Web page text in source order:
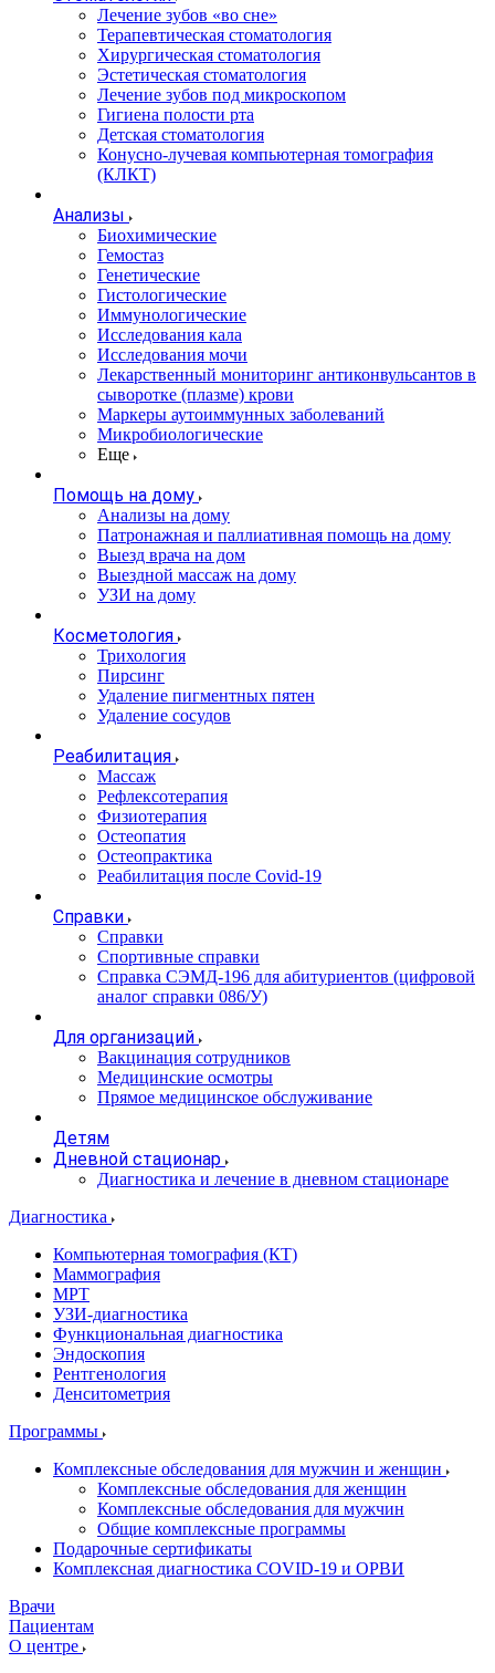
Лечение зубов «во сне»
Терапевтическая стоматология
Хирургическая стоматология
Эстетическая стоматология
Лечение зубов под микроскопом
Гигиена полости рта
Детская стоматология
Конусно-лучевая компьютерная томография
(КЛКТ)
Анализы
Биохимические
Гемостаз
Генетические
Гистологические
Иммунологические
Исследования кала
Исследования мочи
Лекарственный мониторинг антиконвульсантов в
сыворотке (плазме) крови
Маркеры аутоиммунных заболеваний
Микробиологические
Еще
Помощь на дому
Анализы на дому
Патронажная и паллиативная помощь на дому
Выезд врача на дом
Выездной массаж на дому
УЗИ на дому
Косметология
Трихология
Пирсинг
Удаление пигментных пятен
Удаление сосудов
Реабилитация
Массаж
Рефлексотерапия
Физиотерапия
Остеопатия
Остеопрактика
Реабилитация после Covid-19
Справки
Справки
Спортивные справки
Справка СЭМД‑196 для абитуриентов (цифровой
аналог справки 086/У)
Для организаций
Вакцинация сотрудников
Медицинские осмотры
Прямое медицинское обслуживание
Детям
Дневной стационар
Диагностика и лечение в дневном стационаре
Диагностика
Компьютерная томография (КТ)
Маммография
МРТ
УЗИ-диагностика
Функциональная диагностика
Эндоскопия
Рентгенология
Денситометрия
Программы
Комплексные обследования для мужчин и женщин
Комплексные обследования для женщин
Комплексные обследования для мужчин
Общие комплексные программы
Подарочные сертификаты
Комплексная диагностика COVID-19 и ОРВИ
Врачи
Пациентам
О центре